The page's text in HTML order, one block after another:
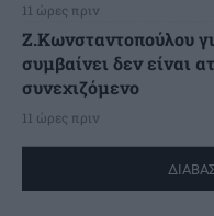
11 ώρες πριν
Ζ.Κωνσταντοπούλου
συμβαίνει δεν είναι
συνεχιζόμενο
11 ώρες πριν